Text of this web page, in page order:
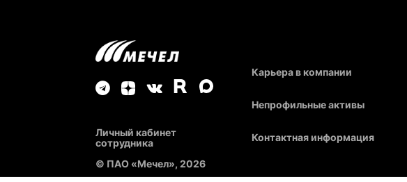
Личный кабинет
сотрудника
© ПАО «Мечел», 2026
Карьера в компании
Непрофильные активы
Контактная информация